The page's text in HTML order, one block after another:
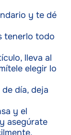
y te dé
tenerlo todo
lleva al
elegir lo
día, deja
y el
asegúrate